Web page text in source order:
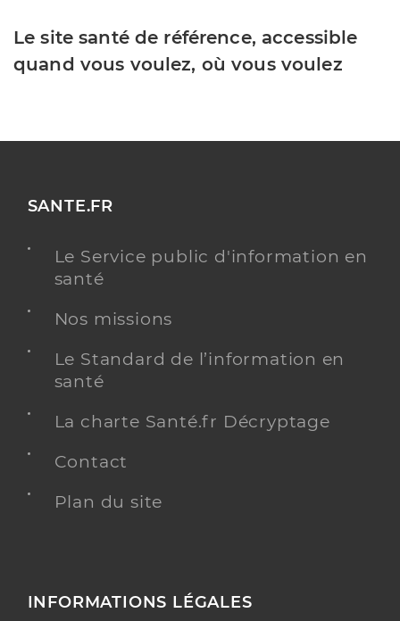
Le site santé de référence, accessible
quand vous voulez, où vous voulez
SANTE.FR
Le Service public d'information en
santé
Nos missions
Le Standard de l’information en
santé
La charte Santé.fr Décryptage
Contact
Plan du site
INFORMATIONS LÉGALES